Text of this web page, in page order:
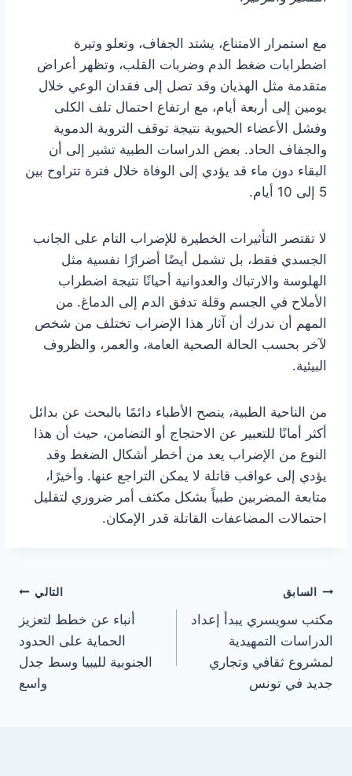
مع استمرار الامتناع، يشتد الجفاف، وتعلو وتيرة
اضطرابات ضغط الدم وضربات القلب، وتظهر أعراض
متقدمة مثل الهذيان وقد تصل إلى فقدان الوعي خلال
يومين إلى أربعة أيام، مع ارتفاع احتمال تلف الكلى
وفشل الأعضاء الحيوية نتيجة توقف التروية الدموية
والجفاف الحاد. بعض الدراسات الطبية تشير إلى أن
البقاء دون ماء قد يؤدي إلى الوفاة خلال فترة تتراوح بين
5 إلى 10 أيام.
لا تقتصر التأثيرات الخطيرة للإضراب التام على الجانب
الجسدي فقط، بل تشمل أيضًا أضرارًا نفسية مثل
الهلوسة والارتباك والعدوانية أحيانًا نتيجة اضطراب
الأملاح في الجسم وقلة تدفق الدم إلى الدماغ. من
المهم أن ندرك أن آثار هذا الإضراب تختلف من شخص
لآخر بحسب الحالة الصحية العامة، والعمر، والظروف
البيئية.
من الناحية الطبية، ينصح الأطباء دائمًا بالبحث عن بدائل
أكثر أمانًا للتعبير عن الاحتجاج أو التضامن، حيث أن هذا
النوع من الإضراب يعد من أخطر أشكال الضغط وقد
يؤدي إلى عواقب قاتلة لا يمكن التراجع عنها. وأخيرًا،
متابعة المضربين طبياً بشكل مكثف أمر ضروري لتقليل
احتمالات المضاعفات القاتلة قدر الإمكان.
تصفّح
المقالات
السابق
مكتب سويسري يبدأ إعداد
الدراسات التمهيدية
لمشروع ثقافي وتجاري
جديد في تونس
التالي
أنباء عن خطط لتعزيز
الحماية على الحدود
الجنوبية لليبيا وسط جدل
واسع